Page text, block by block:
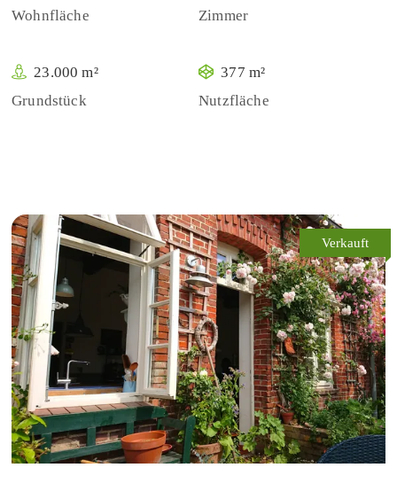
Wohnfläche
Zimmer
23.000 m²
Grundstück
377 m²
Nutzfläche
Verkauft